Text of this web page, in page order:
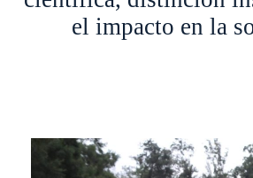
el impacto en la